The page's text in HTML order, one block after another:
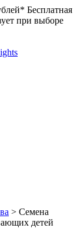
Бесплатная
при выборе
> Семена
детей